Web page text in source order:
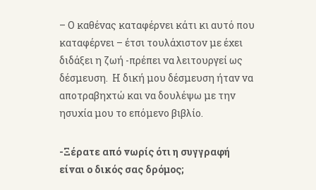
– Ο καθένας καταφέρνει κάτι κι αυτό που
καταφέρνει – έτσι τουλάχιστον με έχει
διδάξει η ζωή -πρέπει να λειτουργεί ως
δέσμευση. Η δική μου δέσμευση ήταν να
αποτραβηχτώ και να δουλέψω με την
ησυχία μου το επόμενο βιβλίο.
-Ξέρατε από νωρίς ότι η συγγραφή
είναι ο δικός σας δρόμος;